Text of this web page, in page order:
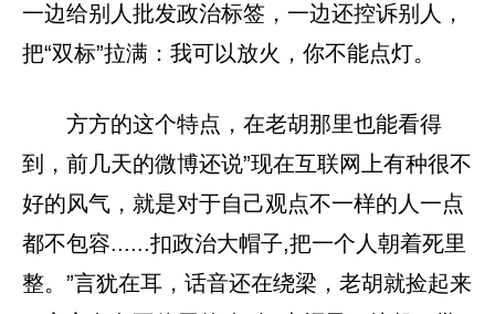
一边给别人批发政治标签，一边还控诉别人，
把“双标”拉满：我可以放火，你不能点灯。
方方的这个特点，在老胡那里也能看得
到，前几天的微博还说”现在互联网上有种很不
好的风气，就是对于自己观点不一样的人一点
都不包容......扣政治大帽子,把一个人朝着死里
整。”言犹在耳，话音还在绕梁，老胡就捡起来